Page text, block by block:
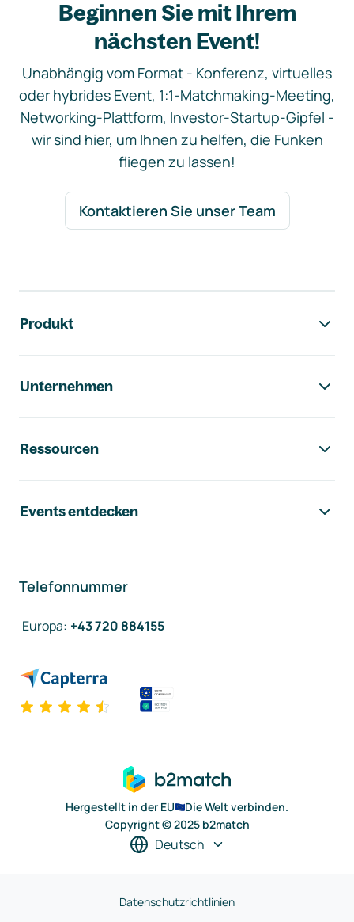
Beginnen Sie mit Ihrem
nächsten Event!
Unabhängig vom Format - Konferenz, virtuelles
oder hybrides Event, 1:1-Matchmaking-Meeting,
Networking-Plattform, Investor-Startup-Gipfel -
wir sind hier, um Ihnen zu helfen, die Funken
fliegen zu lassen!
Kontaktieren Sie unser Team
Produkt
Unternehmen
Ressourcen
Events entdecken
Telefonnummer
Europa: +43 720 884155
Hergestellt in der EU
Die Welt verbinden.
Copyright © 2025 b2match
Deutsch
Datenschutzrichtlinien